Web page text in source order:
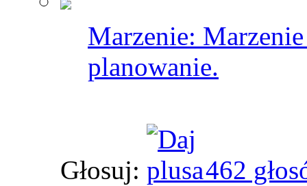
Marzenie:
planowanie.
Głosuj: 462